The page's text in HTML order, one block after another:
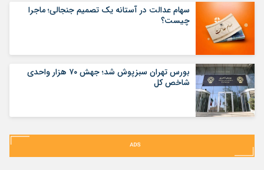
سهام عدالت در آستانه یک تصمیم جنجالی؛ ماجرا
چیست؟
بورس تهران سبزپوش شد؛ جهش ۷۰ هزار واحدی
شاخص کل